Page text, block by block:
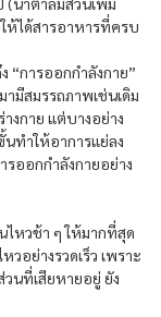
ห้ได้สารอาหารที่ครบ
“การออกกำลังกาย”
มีสมรรถภาพเช่นเดิม
งกาย แต่บางอย่าง
ทำให้อาการแย่ลง
รออกกำลังกายอย่าง
ไหวช้า ๆ ให้มากที่สุด
อย่างรวดเร็ว เพราะ
นที่เสียหายอยู่ ยัง